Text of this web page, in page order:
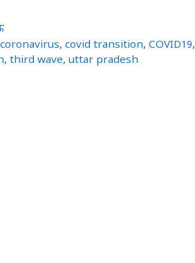
coronavirus,covid transition,COVID19
, third wave, uttar pradesh